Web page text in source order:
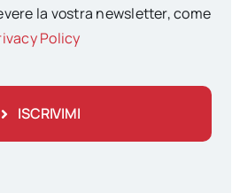
la vostra newsletter, come
Policy
ISCRIVIMI